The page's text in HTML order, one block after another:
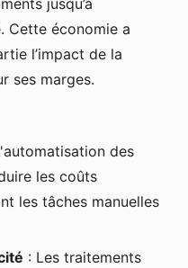
Cette économie a
l’impact de la
ses marges.
des
les coûts
les tâches manuelles
: Les traitements